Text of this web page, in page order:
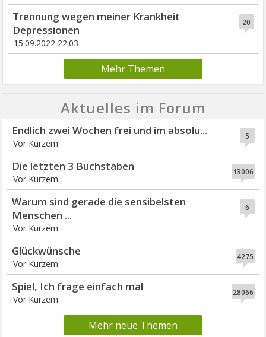
20
Trennung wegen meiner Krankheit
Depressionen
15.09.2022 22:03
Mehr Themen
Aktuelles im Forum
5
Endlich zwei Wochen frei und im absolu...
Vor Kurzem
13006
Die letzten 3 Buchstaben
Vor Kurzem
6
Warum sind gerade die sensibelsten
Menschen ...
Vor Kurzem
4275
Glückwünsche
Vor Kurzem
28066
Spiel, Ich frage einfach mal
Vor Kurzem
Mehr neue Themen